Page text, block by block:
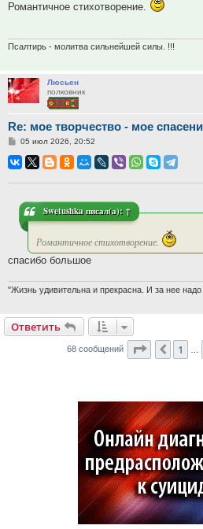
Романтичное стихотворение.
Псалтирь - молитва сильнейшей силы. !!!
Люсьен
полковник
Re: мое творчество - мое
Сообщение
05 июл 2026, 20:52
Swetushkaписал(а): ↑
Романтичное стихотворение.
спасибо большое
"Жизнь удивительна и прекрасна. И за нее надо
Ответить
68 сообщений Страница
Пред.
1